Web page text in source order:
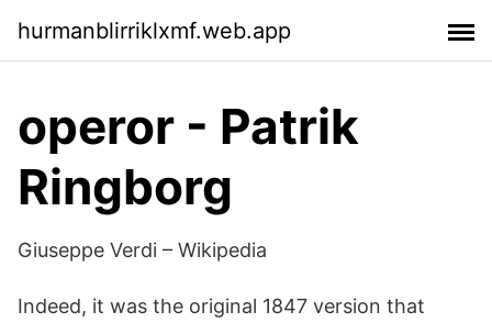
hurmanblirriklxmf.web.app
operor - Patrik
Ringborg
Giuseppe Verdi – Wikipedia
Indeed, it was the original 1847 version that